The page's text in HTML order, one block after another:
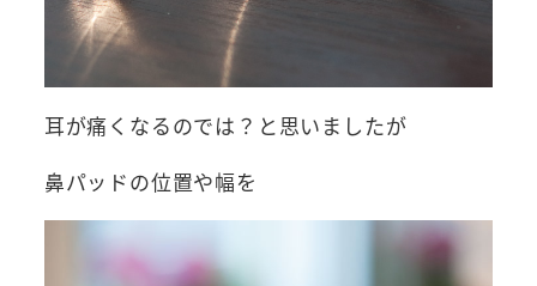
耳が痛くなるのでは？と思いましたが
鼻パッドの位置や幅を